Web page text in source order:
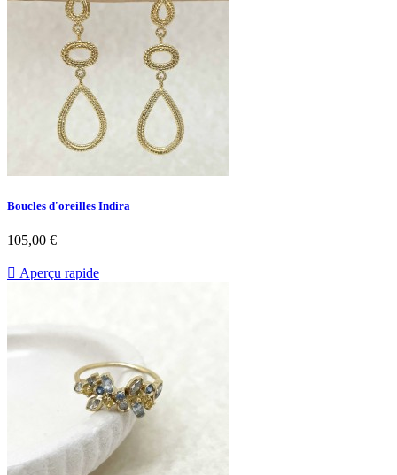
Boucles d'oreilles Indira
Prix
105,00 €
 Aperçu rapide